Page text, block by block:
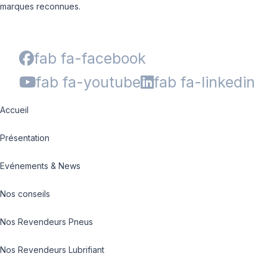
marques reconnues.
fab fa-facebook
fab fa-youtube
fab fa-linkedin
Accueil
Présentation
Evénements & News
Nos conseils
Nos Revendeurs Pneus
Nos Revendeurs Lubrifiant